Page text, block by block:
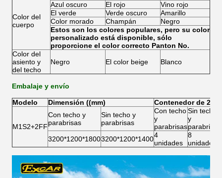
Color del
cuerpo
Azul oscuro
El rojo
Vino rojo
El verde
Verde oscuro
Amarillo
Color morado
Champán
Negro
Estos son los colores populares, pero su color
personalizado está disponible, sólo
proporcione el color correcto Panton No.
Color del
asiento y
del techo
Negro El color beige Blanco
Embalaje y envío
Modelo Dimensión ((mm) Contenedor de 20
M1S2+2FF
Con techo y
parabrisas
Sin techo y
parabrisas
Con techo
y
parabrisas
Sin techo
y
parabrisas
3200*1200*18003200*1200*14004
unidades
8
unidades